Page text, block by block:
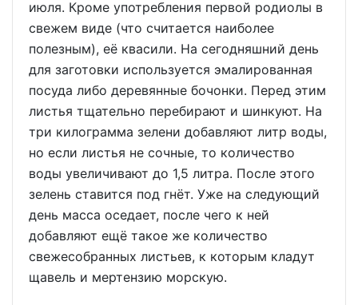
июля. Кроме употребления первой родиолы в
свежем виде (что считается наиболее
полезным), её квасили. На сегодняшний день
для заготовки используется эмалированная
посуда либо деревянные бочонки. Перед этим
листья тщательно перебирают и шинкуют. На
три килограмма зелени добавляют литр воды,
но если листья не сочные, то количество
воды увеличивают до 1,5 литра. После этого
зелень ставится под гнёт. Уже на следующий
день масса оседает, после чего к ней
добавляют ещё такое же количество
свежесобранных листьев, к которым кладут
щавель и мертензию морскую.